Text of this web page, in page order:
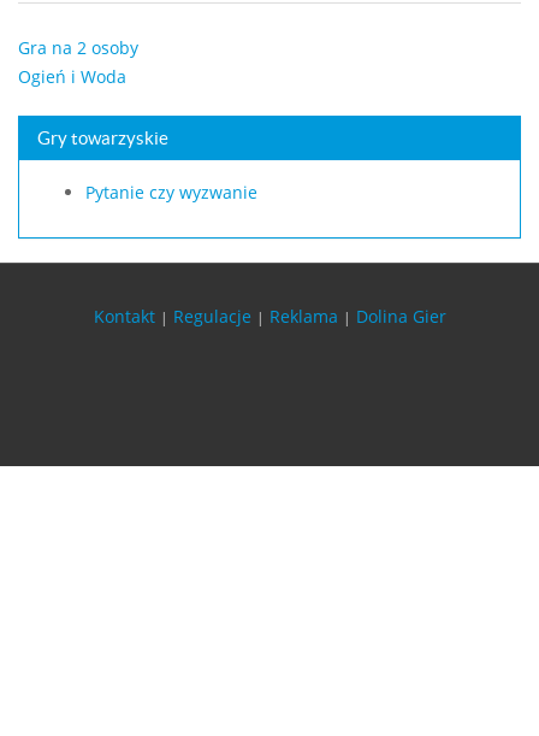
Gra na 2 osoby
Ogień i Woda
Gry towarzyskie
Pytanie czy wyzwanie
Kontakt | Regulacje | Reklama | Dolina Gier